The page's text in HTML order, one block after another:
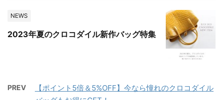
NEWS
2023年夏のクロコダイル新作バッグ特集
PREV
【ポイント5倍＆5%OFF】今なら憧れのクロコダイル